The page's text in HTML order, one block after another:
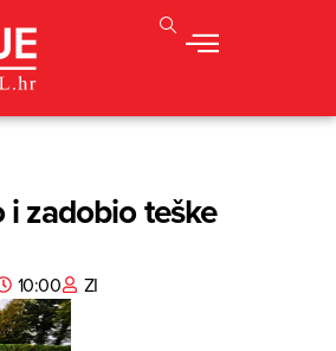
zadobio teške
10:00 ZI